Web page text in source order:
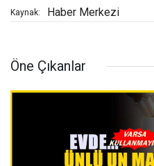
Kaynak: Haber Merkezi
Öne Çıkanlar